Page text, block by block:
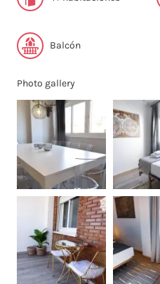
Balcón
Photo gallery